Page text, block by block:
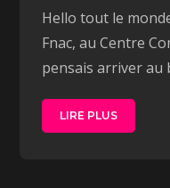
Hello tout le
Fnac, au Centre
pensais arriver au
LIRE PLUS